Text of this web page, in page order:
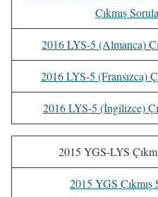
Çıkmış
2016 LYS-5 (Almanca)
2016 LYS-5 (Fransızca)
2016 LYS-5 (İngilizce)
2015 YGS-LYS
2015 YGS Çıkmış